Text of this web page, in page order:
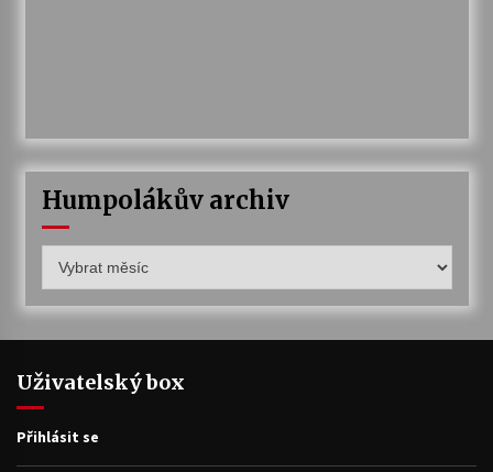
Humpolákův archiv
archiv
Uživatelský box
Přihlásit se